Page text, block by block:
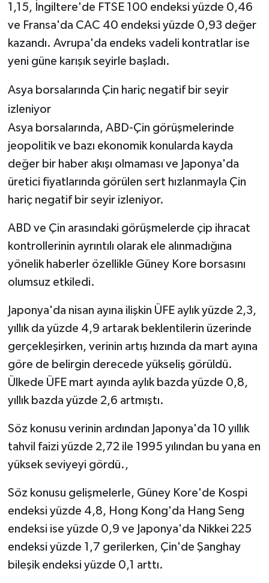
1,15, İngiltere'de FTSE 100 endeksi yüzde 0,46
ve Fransa'da CAC 40 endeksi yüzde 0,93 değer
kazandı. Avrupa'da endeks vadeli kontratlar ise
yeni güne karışık seyirle başladı.
Asya borsalarında Çin hariç negatif bir seyir
izleniyor
Asya borsalarında, ABD-Çin görüşmelerinde
jeopolitik ve bazı ekonomik konularda kayda
değer bir haber akışı olmaması ve Japonya'da
üretici fiyatlarında görülen sert hızlanmayla Çin
hariç negatif bir seyir izleniyor.
ABD ve Çin arasındaki görüşmelerde çip ihracat
kontrollerinin ayrıntılı olarak ele alınmadığına
yönelik haberler özellikle Güney Kore borsasını
olumsuz etkiledi.
Japonya'da nisan ayına ilişkin ÜFE aylık yüzde 2,3,
yıllık da yüzde 4,9 artarak beklentilerin üzerinde
gerçekleşirken, verinin artış hızında da mart ayına
göre de belirgin derecede yükseliş görüldü.
Ülkede ÜFE mart ayında aylık bazda yüzde 0,8,
yıllık bazda yüzde 2,6 artmıştı.
Söz konusu verinin ardından Japonya'da 10 yıllık
tahvil faizi yüzde 2,72 ile 1995 yılından bu yana en
yüksek seviyeyi gördü.,
Söz konusu gelişmelerle, Güney Kore'de Kospi
endeksi yüzde 4,8, Hong Kong'da Hang Seng
endeksi ise yüzde 0,9 ve Japonya'da Nikkei 225
endeksi yüzde 1,7 gerilerken, Çin'de Şanghay
bileşik endeksi yüzde 0,1 arttı.